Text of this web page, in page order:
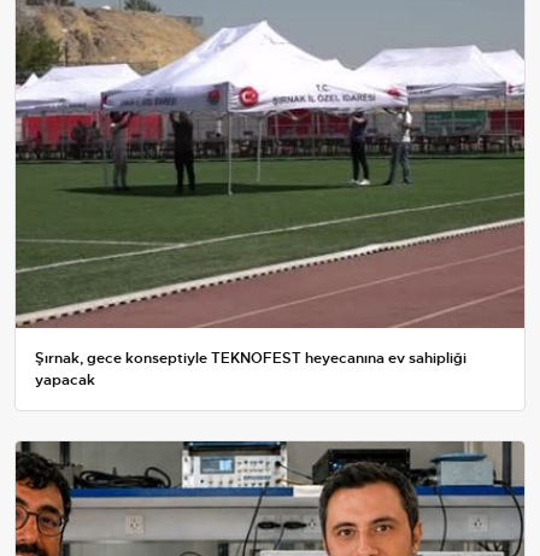
Şırnak, gece konseptiyle TEKNOFEST heyecanına ev sahipliği
yapacak